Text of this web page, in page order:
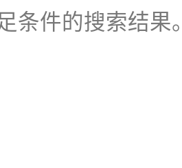
条件的搜索结果。